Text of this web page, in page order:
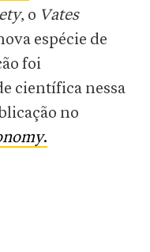
, o Vates
espécie de
foi
científica nessa
no
.